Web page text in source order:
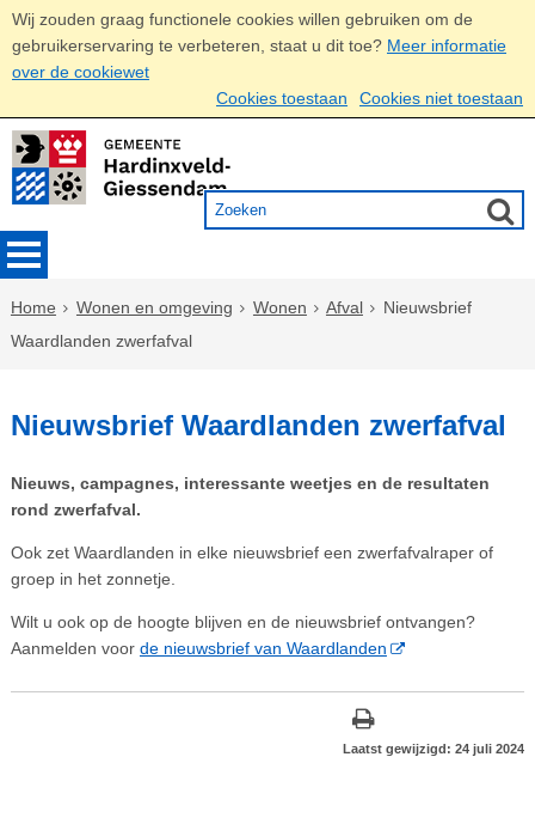
Wij zouden graag functionele cookies willen gebruiken om de
gebruikerservaring te verbeteren, staat u dit toe? Meer informatie
over de cookiewet
Cookies toestaan
Cookies niet toestaan
Home Wonen en omgeving Wonen Afval
Nieuwsbrief
Waardlanden zwerfafval
Nieuwsbrief Waardlanden zwerfafval
Nieuws, campagnes, interessante weetjes en de resultaten
rond zwerfafval.
Ook zet Waardlanden in elke nieuwsbrief een zwerfafvalraper of
groep in het zonnetje.
Wilt u ook op de hoogte blijven en de nieuwsbrief ontvangen?
Aanmelden voor de nieuwsbrief van Waardlanden
Laatst gewijzigd: 24 juli 2024